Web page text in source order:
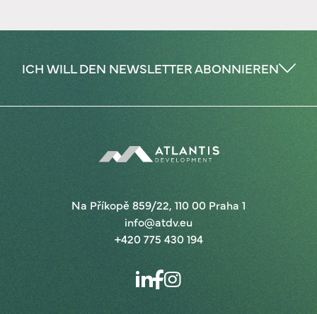
ICH WILL DEN NEWSLETTER ABONNIEREN
Na Příkopě 859/22, 110 00 Praha 1
info@atdv.eu
+420 775 430 194